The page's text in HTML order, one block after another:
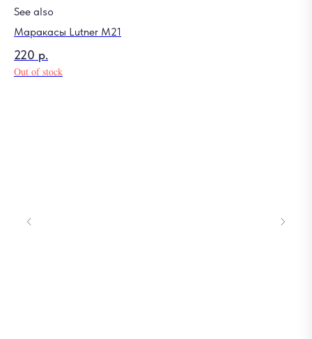
See also
Маракасы Lutner M21
220 р.
Out of stock